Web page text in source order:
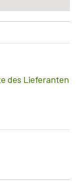
des Lieferanten